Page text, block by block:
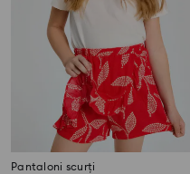
Pantaloni scurți